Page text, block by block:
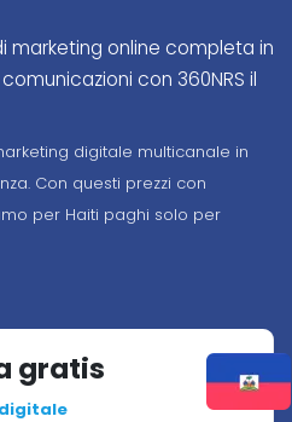
marketing online completa in
con 360NRS il
digitale multicanale in
Con questi prezzi con
per Haiti paghi solo per
gratis